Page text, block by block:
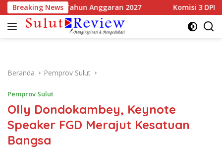
Langsung
ke
konten
Breaking News
KUA-PPAS Tahun Anggaran 2027 Komisi 3 DPRD
Beranda Pemprov Sulut
Pemprov Sulut
Olly Dondokambey, Keynote
Speaker FGD Merajut Kesatuan
Bangsa